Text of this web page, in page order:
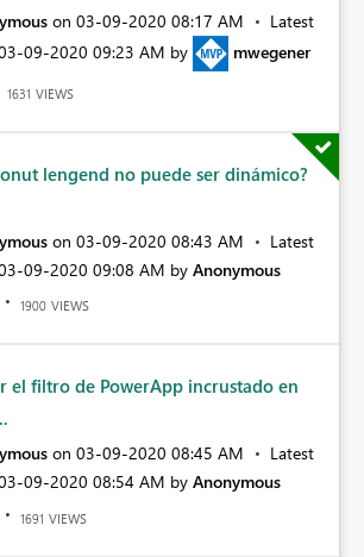
on ‎03-09-2020 08:17 AM
Latest
09-2020 09:23 AM by mwegener
1631 VIEWS
lengend no puede ser dinámico?
on ‎03-09-2020 08:43 AM
Latest
09-2020 09:08 AM by Anonymous
1900 VIEWS
el filtro de PowerApp incrustado en
on ‎03-09-2020 08:45 AM
Latest
09-2020 08:54 AM by Anonymous
1691 VIEWS